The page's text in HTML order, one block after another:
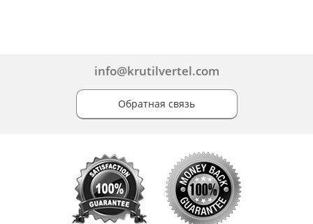
info@krutilvertel.com
Обратная связь